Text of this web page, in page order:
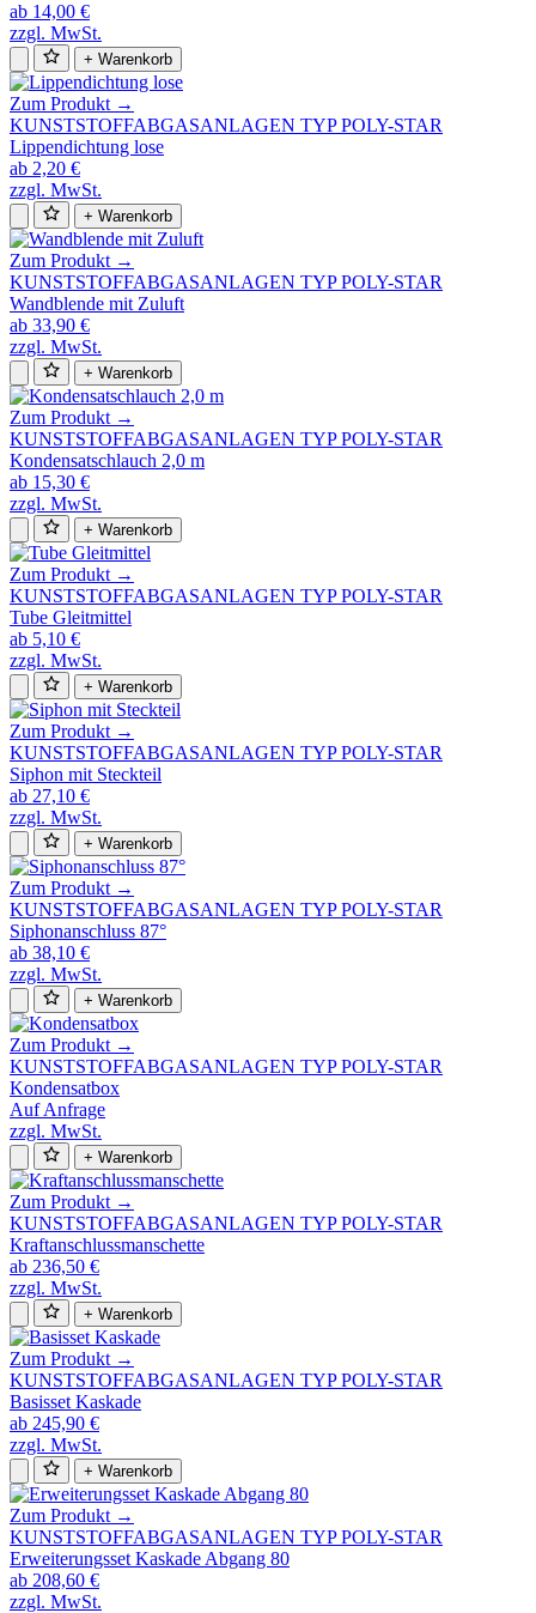
ab 14,00 €
zzgl. MwSt.
+ Warenkorb
Zum Produkt →
KUNSTSTOFFABGASANLAGEN TYP POLY-STAR
Lippendichtung lose
ab 2,20 €
zzgl. MwSt.
+ Warenkorb
Zum Produkt →
KUNSTSTOFFABGASANLAGEN TYP POLY-STAR
Wandblende mit Zuluft
ab 33,90 €
zzgl. MwSt.
+ Warenkorb
Zum Produkt →
KUNSTSTOFFABGASANLAGEN TYP POLY-STAR
Kondensatschlauch 2,0 m
ab 15,30 €
zzgl. MwSt.
+ Warenkorb
Zum Produkt →
KUNSTSTOFFABGASANLAGEN TYP POLY-STAR
Tube Gleitmittel
ab 5,10 €
zzgl. MwSt.
+ Warenkorb
Zum Produkt →
KUNSTSTOFFABGASANLAGEN TYP POLY-STAR
Siphon mit Steckteil
ab 27,10 €
zzgl. MwSt.
+ Warenkorb
Zum Produkt →
KUNSTSTOFFABGASANLAGEN TYP POLY-STAR
Siphonanschluss 87°
ab 38,10 €
zzgl. MwSt.
+ Warenkorb
Zum Produkt →
KUNSTSTOFFABGASANLAGEN TYP POLY-STAR
Kondensatbox
Auf Anfrage
zzgl. MwSt.
+ Warenkorb
Zum Produkt →
KUNSTSTOFFABGASANLAGEN TYP POLY-STAR
Kraftanschlussmanschette
ab 236,50 €
zzgl. MwSt.
+ Warenkorb
Zum Produkt →
KUNSTSTOFFABGASANLAGEN TYP POLY-STAR
Basisset Kaskade
ab 245,90 €
zzgl. MwSt.
+ Warenkorb
Zum Produkt →
KUNSTSTOFFABGASANLAGEN TYP POLY-STAR
Erweiterungsset Kaskade Abgang 80
ab 208,60 €
zzgl. MwSt.